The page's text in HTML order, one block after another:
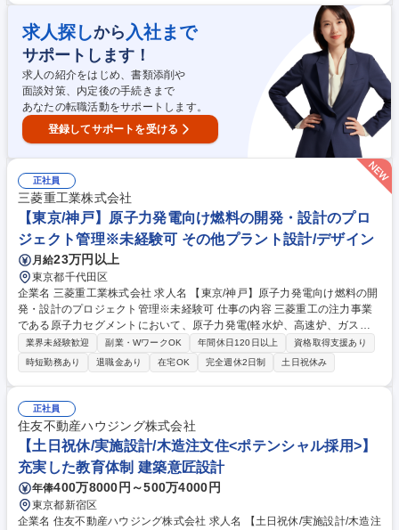
確なデータ管理、統計・分析■雇用契約書の管理、入退社手続き■派遣社員
の契約管理および適切な運用管理【人事諸制度の企画・運用】■等級、報
酬、評価制度の企画・運用 募集職種 【東京】人事制度企画/人的資本経営
の推進/地域限定職/リモートワーク可
求人探しから 入社まで
サポートします！
求人の紹介をはじめ、書類添削や
面談対策、内定後の手続きまで
あなたの転職活動をサポートします。
登録してサポートを受ける
正社員
三菱重工業株式会社
【東京/神戸】原子力発電向け燃料の開発・設計のプロ
ジェクト管理※未経験可 その他プラント設計/デザイン
月給23万円以上
東京都千代田区
企業名 三菱重工業株式会社 求人名 【東京/神戸】原子力発電向け燃料の開
発・設計のプロジェクト管理※未経験可 仕事の内容 三菱重工の注力事業
である原子力セグメントにおいて、原子力発電(軽水炉、高速炉、ガス炉
など)向け燃料の開発・設計におけるプロジェクト取りまとめ業務をお任
せいたします。 【詳細】研究開発業務として材料、構造および設計手法
(シミュレーション技術)の検討を行い、研究結果を元に基本仕様を決定
し、プラントの安全性を含む性能評価をお任せします。またモノづくりに
向けた詳細設計を実施頂きます。プロジェクト管理として、燃料の受発
注、生産管理、品質保証等部門と協力し、取りまとめて推進頂きます。 ★
原子力に特化した知識は不問、機械設計や生産技術、技術営業の経験を活
かせる環境です。 募集職種 【東京/神戸】原子力発電向け燃料の開発・設
計のプロジェクト管理※未経験可
業界未経験歓迎 副業・WワークOK 年間休日120日以上
資格取得支援あり
時短勤務あり
退職金あり 在宅OK 完全週休2日制 土日祝休み
正社員
住友不動産ハウジング株式会社
【土日祝休/実施設計/木造注文住<ポテンシャル採用>】
充実した教育体制 建築意匠設計
年俸400万8000円～500万4000円
東京都新宿区
企業名 住友不動産ハウジング株式会社 求人名 【土日祝休/実施設計/木造注